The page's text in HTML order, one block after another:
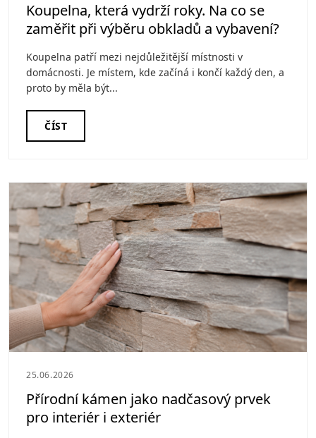
Koupelna, která vydrží roky. Na co se
zaměřit při výběru obkladů a vybavení?
Koupelna patří mezi nejdůležitější místnosti v
domácnosti. Je místem, kde začíná i končí každý den, a
proto by měla být...
ČÍST
25.06.2026
Přírodní kámen jako nadčasový prvek
pro interiér i exteriér